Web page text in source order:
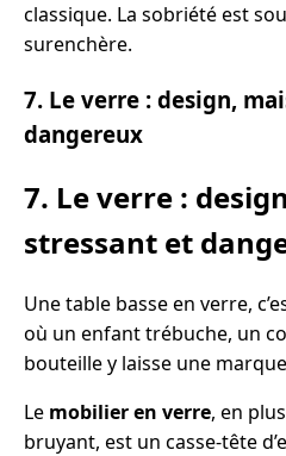
classique. La sobriété est
surenchère.
7. Le verre : design,
dangereux
7. Le verre :
stressant et
Une table basse en verre,
où un enfant trébuche, un
bouteille y laisse une
Le mobilier en verre, en
bruyant, est un casse-tête